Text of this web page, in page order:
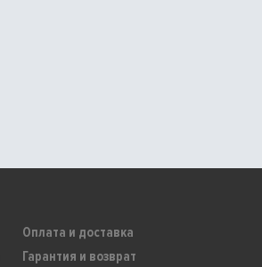
Оплата и доставка
Гарантия и возврат